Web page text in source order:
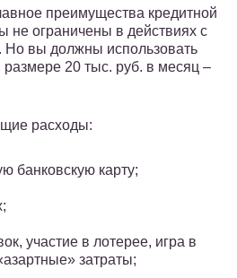
преимущества кредитной
не ограничены в действиях с
вы должны использовать
размере 20 тыс. руб. в месяц –
расходы:
банковскую карту;
участие в лотерее, игра в
затраты;